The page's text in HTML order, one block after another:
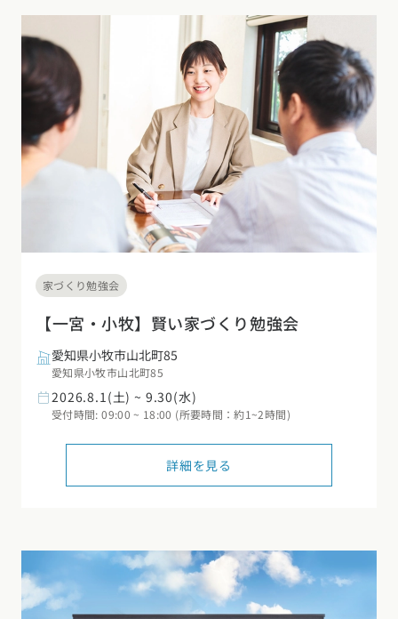
家づくり勉強会
【一宮・小牧】賢い家づくり勉強会
愛知県小牧市山北町85
愛知県小牧市山北町85
2026.8.1(土) ~ 9.30(水)
受付時間: 09:00 ~ 18:00 (所要時間：約1~2時間)
詳細を見る